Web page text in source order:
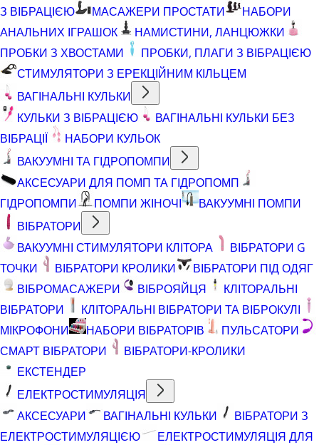
З ВІБРАЦІЄЮ МАСАЖЕРИ ПРОСТАТИ
НАБОРИ
АНАЛЬНИХ ІГРАШОК
НАМИСТИНИ, ЛАНЦЮЖКИ
ПРОБКИ З ХВОСТАМИ
ПРОБКИ, ПЛАГИ З ВІБРАЦІЄЮ
СТИМУЛЯТОРИ З ЕРЕКЦІЙНИМ КІЛЬЦЕМ
ВАГІНАЛЬНІ КУЛЬКИ
КУЛЬКИ З ВІБРАЦІЄЮ
ВАГІНАЛЬНІ КУЛЬКИ БЕЗ
ВІБРАЦІЇ
НАБОРИ КУЛЬОК
ВАКУУМНІ ТА ГІДРОПОМПИ
АКСЕСУАРИ ДЛЯ ПОМП ТА ГІДРОПОМП
ГІДРОПОМПИ
ПОМПИ ЖІНОЧІ
ВАКУУМНІ ПОМПИ
ВІБРАТОРИ
ВАКУУМНІ СТИМУЛЯТОРИ КЛІТОРА
ВІБРАТОРИ G
ТОЧКИ
ВІБРАТОРИ КРОЛИКИ
ВІБРАТОРИ ПІД ОДЯГ
ВІБРОМАСАЖЕРИ
ВІБРОЯЙЦЯ
КЛІТОРАЛЬНІ
ВІБРАТОРИ
КЛІТОРАЛЬНІ ВІБРАТОРИ ТА ВІБРОКУЛІ
МІКРОФОНИ
НАБОРИ ВІБРАТОРІВ
ПУЛЬСАТОРИ
СМАРТ ВІБРАТОРИ
ВІБРАТОРИ-КРОЛИКИ
ЕКСТЕНДЕР
ЕЛЕКТРОСТИМУЛЯЦІЯ
АКСЕСУАРИ
ВАГІНАЛЬНІ КУЛЬКИ
ВІБРАТОРИ З
ЕЛЕКТРОСТИМУЛЯЦІЄЮ
ЕЛЕКТРОСТИМУЛЯЦІЯ ДЛЯ